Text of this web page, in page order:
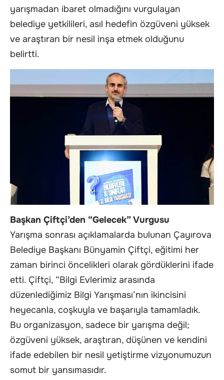
yarışmadan ibaret olmadığını vurgulayan
belediye yetkilileri, asıl hedefin özgüveni yüksek
ve araştıran bir nesil inşa etmek olduğunu
belirtti.
Başkan Çiftçi’den “Gelecek” Vurgusu
Yarışma sonrası açıklamalarda bulunan Çayırova
Belediye Başkanı Bünyamin Çiftçi, eğitimi her
zaman birinci öncelikleri olarak gördüklerini ifade
etti. Çiftçi, “Bilgi Evlerimiz arasında
düzenlediğimiz Bilgi Yarışması’nın ikincisini
heyecanla, coşkuyla ve başarıyla tamamladık.
Bu organizasyon, sadece bir yarışma değil;
özgüveni yüksek, araştıran, düşünen ve kendini
ifade edebilen bir nesil yetiştirme vizyonumuzun
somut bir yansımasıdır.